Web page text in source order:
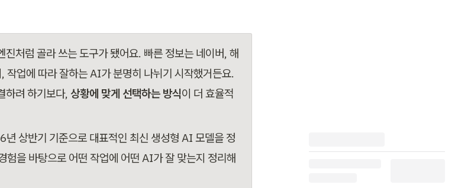
처럼 골라 쓰는 도구가 됐어요. 빠른 정보는 네이버, 해
작업에 따라 잘하는 AI가 분명히 나뉘기 시작했거든요.
하려 하기보다, 상황에 맞게 선택하는 방식이 더 효율적
상반기 기준으로 대표적인 최신 생성형 AI 모델을 정
험을 바탕으로 어떤 작업에 어떤 AI가 잘 맞는지 정리해